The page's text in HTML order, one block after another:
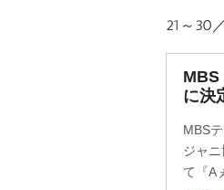
21～30
MBS
に決
MBS
ジャ
て『A